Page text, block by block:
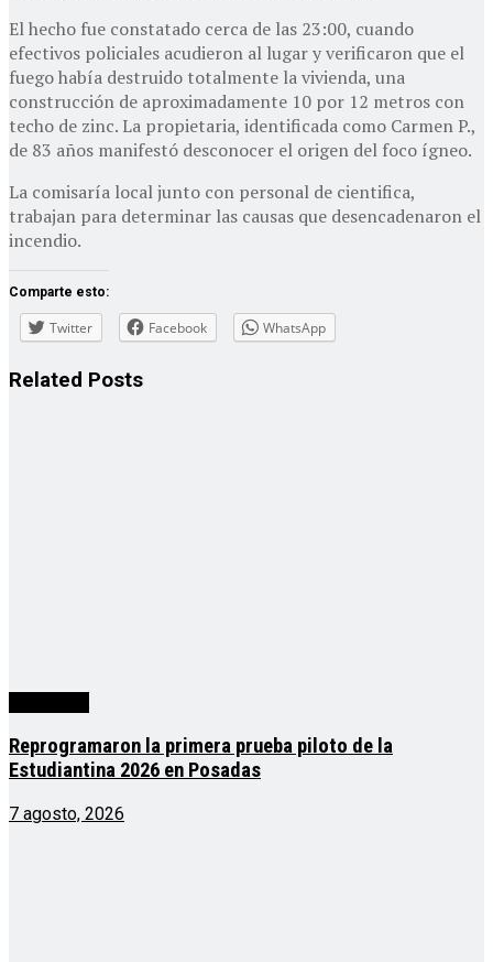
El hecho fue constatado cerca de las 23:00, cuando
efectivos policiales acudieron al lugar y verificaron que el
fuego había destruido totalmente la vivienda, una
construcción de aproximadamente 10 por 12 metros con
techo de zinc. La propietaria, identificada como Carmen P.,
de 83 años manifestó desconocer el origen del foco ígneo.
La comisaría local junto con personal de cientifica,
trabajan para determinar las causas que desencadenaron el
incendio.
Comparte esto:
Twitter Facebook WhatsApp
Related Posts
Reprogramaron la primera prueba piloto de la
Estudiantina 2026 en Posadas
7 agosto, 2026